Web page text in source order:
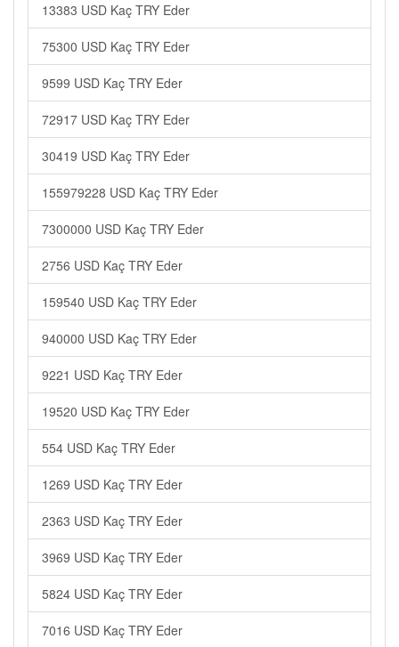
13383 USD Kaç TRY Eder
75300 USD Kaç TRY Eder
9599 USD Kaç TRY Eder
72917 USD Kaç TRY Eder
30419 USD Kaç TRY Eder
155979228 USD Kaç TRY Eder
7300000 USD Kaç TRY Eder
2756 USD Kaç TRY Eder
159540 USD Kaç TRY Eder
940000 USD Kaç TRY Eder
9221 USD Kaç TRY Eder
19520 USD Kaç TRY Eder
554 USD Kaç TRY Eder
1269 USD Kaç TRY Eder
2363 USD Kaç TRY Eder
3969 USD Kaç TRY Eder
5824 USD Kaç TRY Eder
7016 USD Kaç TRY Eder